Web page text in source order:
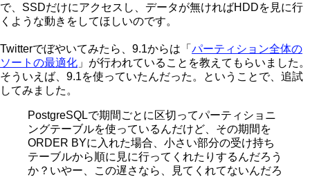
で、SSDだけにアクセスし、データが無ければHDDを見に行
くような動きをしてほしいのです。
Twitterでぼやいてみたら、9.1からは「 パーティション全体の
ソートの最適化 」が行われていることを教えてもらいました。
そういえば、9.1を使っていたんだった。ということで、追試
してみました。
PostgreSQLで期間ごとに区切ってパーティショニ
ングテーブルを使っているんだけど、その期間を
ORDER BYに入れた場合、小さい部分の受け持ち
テーブルから順に見に行ってくれたりするんだろう
か？いやー、この遅さなら、見てくれてないんだろ